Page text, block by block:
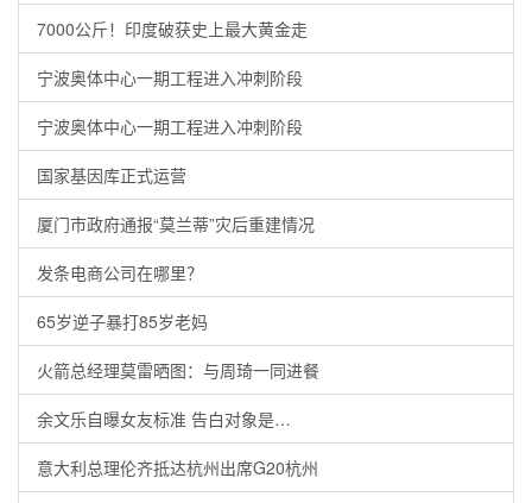
7000公斤！印度破获史上最大黄金走
宁波奥体中心一期工程进入冲刺阶段
宁波奥体中心一期工程进入冲刺阶段
国家基因库正式运营
厦门市政府通报“莫兰蒂”灾后重建情况
发条电商公司在哪里？
65岁逆子暴打85岁老妈
火箭总经理莫雷晒图：与周琦一同进餐
余文乐自曝女友标准 告白对象是…
意大利总理伦齐抵达杭州出席G20杭州